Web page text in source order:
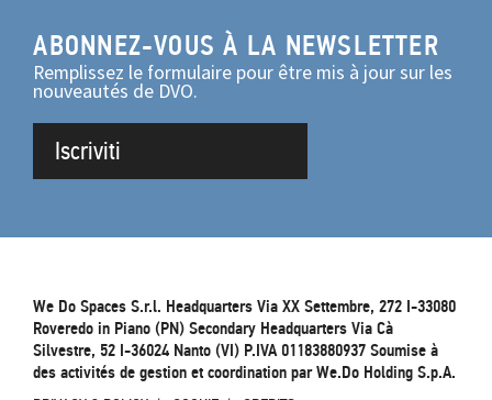
ABONNEZ-VOUS À LA NEWSLETTER
Remplissez le formulaire pour être mis à jour sur les
nouveautés de DVO.
Iscriviti
We Do Spaces S.r.l. Headquarters Via XX Settembre, 272 I-33080
Roveredo in Piano (PN) Secondary Headquarters Via Cà
Silvestre, 52 I-36024 Nanto (VI) P.IVA 01183880937 Soumise à
des activités de gestion et coordination par We.Do Holding S.p.A.